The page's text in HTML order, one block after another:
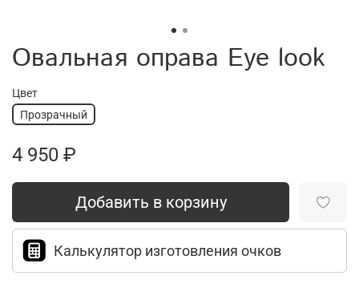
Овальная оправа Eye look
Цвет
Прозрачный
4 950 ₽
Добавить в корзину
Калькулятор изготовления очков